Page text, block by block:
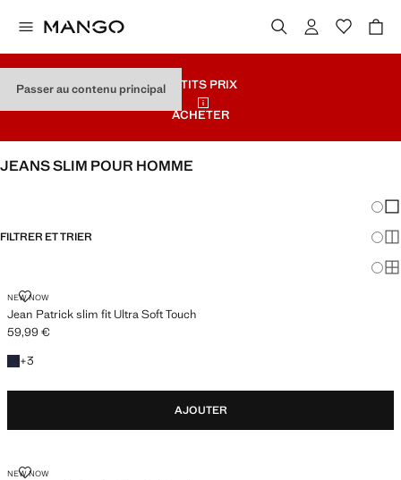
Passer au contenu principalPETITS PRIX
ACHETER
JEANS SLIM POUR HOMME
FILTRER ET TRIER
NEW NOW
Jean Patrick slim fit Ultra Soft Touch
JEAN PATRICK SLIM FIT ULTRA SOFT TOUCH
Prix actuel [59,99 € ]
59,99 €
+3
+3 couleurs
AJOUTER
NEW NOWJEAN PATRICK SLIM FIT ULTRA SOFT TOUCH